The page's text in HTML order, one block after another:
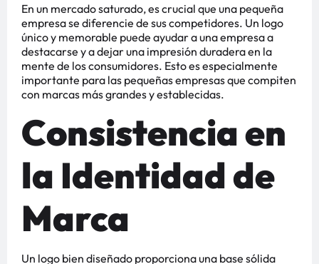
En un mercado saturado, es crucial que una pequeña
empresa se diferencie de sus competidores. Un logo
único y memorable puede ayudar a una empresa a
destacarse y a dejar una impresión duradera en la
mente de los consumidores. Esto es especialmente
importante para las pequeñas empresas que compiten
con marcas más grandes y establecidas​​​​.
Consistencia en
la Identidad de
Marca
Un logo bien diseñado proporciona una base sólida